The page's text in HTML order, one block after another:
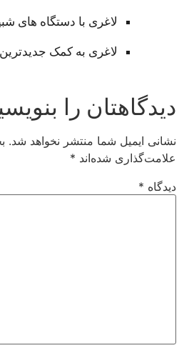
لاغری با دستگاه های
لاغری به کمک
دیدگاهتان را
نشانی ایمیل شما منتشر نخواهد شد.
علامت‌گذاری شده‌اند *
دیدگاه *